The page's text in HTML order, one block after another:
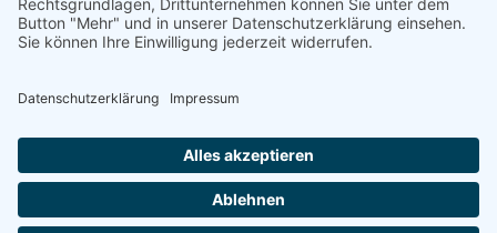
ABONNIEREN
FOLGEN SIE UNS